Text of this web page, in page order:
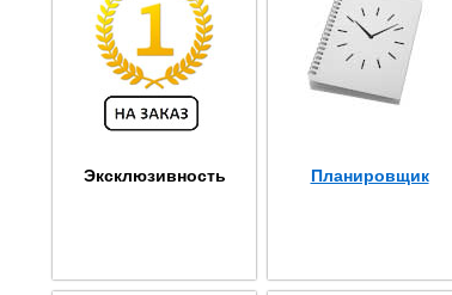
Эксклюзивность Планировщик